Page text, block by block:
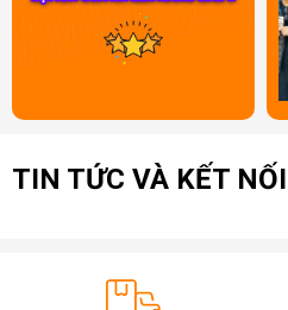
TIN TỨC VÀ KẾT NỐI